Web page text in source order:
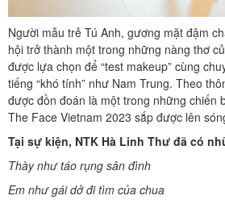
Người mẫu trẻ Tú Anh, gương mặt đậm
hội trở thành một trong những nàng thơ
được lựa chọn để “test makeup” cùng
tiếng “khó tính” như Nam Trung. Theo
được đồn đoán là một trong những chiến
The Face Vietnam 2023 sắp được lên
Tại sự kiện, NTK Hà Linh Thư đã có
Thày như táo rụng sân đình
Em như gái dở đi tìm của chua